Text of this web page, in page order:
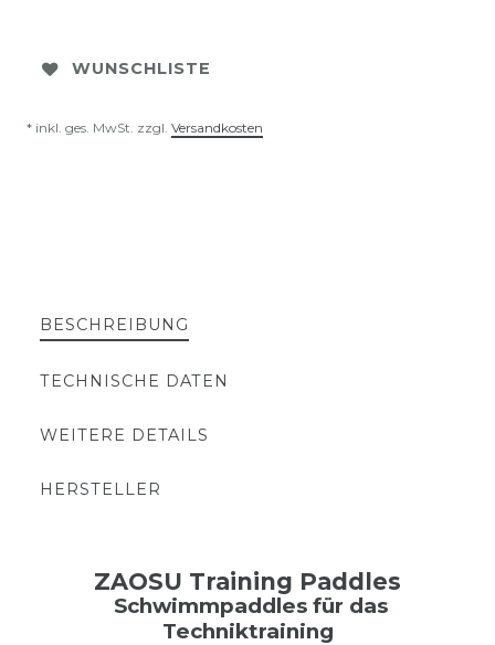
WUNSCHLISTE
* inkl. ges. MwSt. zzgl. Versandkosten
BESCHREIBUNG
TECHNISCHE DATEN
WEITERE DETAILS
HERSTELLER
ZAOSU Training Paddles
Schwimmpaddles für das
Techniktraining